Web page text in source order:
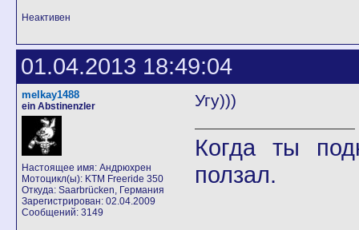
Неактивен
01.04.2013 18:49:04
melkay1488
ein Abstinenzler
Настоящее имя: Андрюхрен
Мотоцикл(ы): KTM Freeride 350
Откуда: Saarbrücken, Германия
Зарегистрирован: 02.04.2009
Сообщений: 3149
Угу)))
Когда ты
ползал.